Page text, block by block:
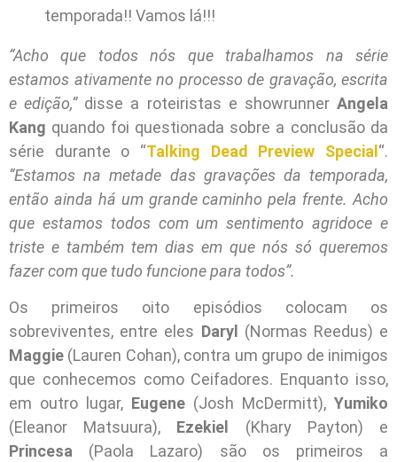
temporada!! Vamos lá!!!
“Acho que todos nós que trabalhamos na série
estamos ativamente no processo de gravação, escrita
e edição,”disse a roteiristas e showrunnerAngela
Kang quando foi questionada sobre a conclusão da
série durante o “Talking Dead Preview Special“.
“Estamos na metade das gravações da temporada,
então ainda há um grande caminho pela frente. Acho
que estamos todos com um sentimento agridoce e
triste e também tem dias em que nós só queremos
fazer com que tudo funcione para todos”.
Os primeiros oito episódios colocam os
sobreviventes, entre eles Daryl
(Normas Reedus) e
Maggie (Lauren Cohan), contra um grupo de inimigos
que conhecemos como Ceifadores. Enquanto isso,
em outro lugar, Eugene (Josh McDermitt), Yumiko
(Eleanor Matsuura), Ezekiel
(Khary Payton) e
Princesa (Paola Lazaro) são os primeiros a